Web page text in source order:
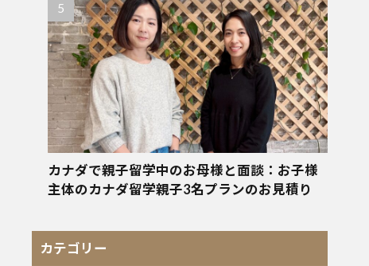
カナダで親子留学中のお母様と面談：お子様
主体のカナダ留学親子3名プランのお見積り
カテゴリー